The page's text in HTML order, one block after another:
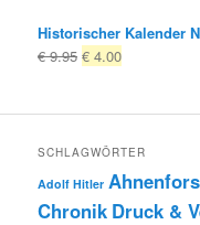
Historischer Kalender
€9.95 Ursprünglicher
€ 4.00Aktueller
SCHLAGWÖRTER
Adolf Hitler
Chronik Druck &